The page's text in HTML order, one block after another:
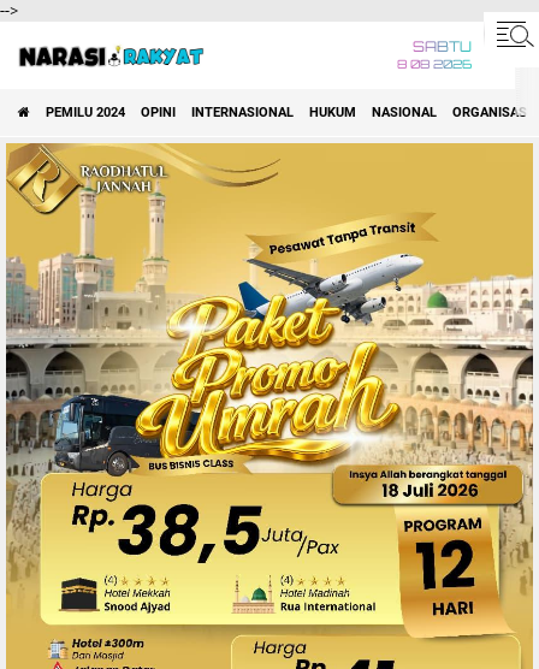
-->
SABTU
8 08 2026
PEMILU 2024 OPINI INTERNASIONAL HUKUM NASIONAL ORGANISASI